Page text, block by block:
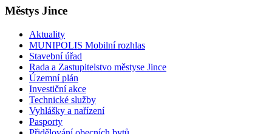
Městys Jince
Aktuality
MUNIPOLIS Mobilní rozhlas
Stavební úřad
Rada a Zastupitelstvo městyse Jince
Územní plán
Investiční akce
Technické služby
Vyhlášky a nařízení
Pasporty